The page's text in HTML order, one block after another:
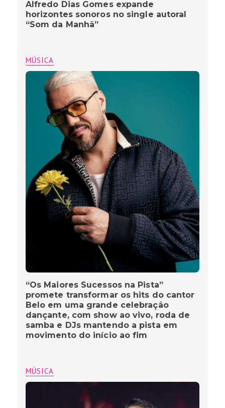
Alfredo Dias Gomes expande
horizontes sonoros no single autoral
“Som da Manhã”
MÚSICA
“Os Maiores Sucessos na Pista”
promete transformar os hits do cantor
Belo em uma grande celebração
dançante, com show ao vivo, roda de
samba e DJs mantendo a pista em
movimento do início ao fim
MÚSICA